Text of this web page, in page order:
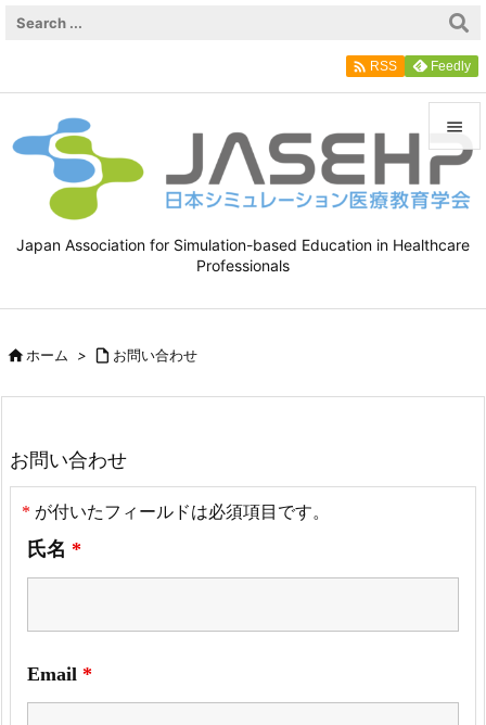
Japan Association for Simulation-based Education in Healthcare
Professionals


メニュ
サイド
前へ

 RSS Feedly
ホーム >  お問い合わせ
お問い合わせ
* が付いたフィールドは必須項目です。
氏名 *
Email *